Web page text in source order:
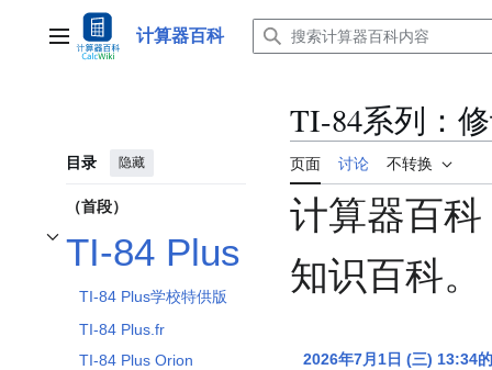
主菜单 计算器百科
目录 隐藏
（首段）
TI-84 Plus
开关TI-84 Plus子章节
TI-84 Plus学校特供版
TI-84 Plus.fr
TI-84 Plus Orion
TI-84系列：
页面 讨论 不转换
计算器百
知识百科。
2026年7月1日 (三) 13:34